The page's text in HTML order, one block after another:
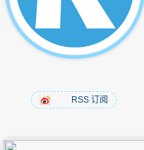
RSS 订阅